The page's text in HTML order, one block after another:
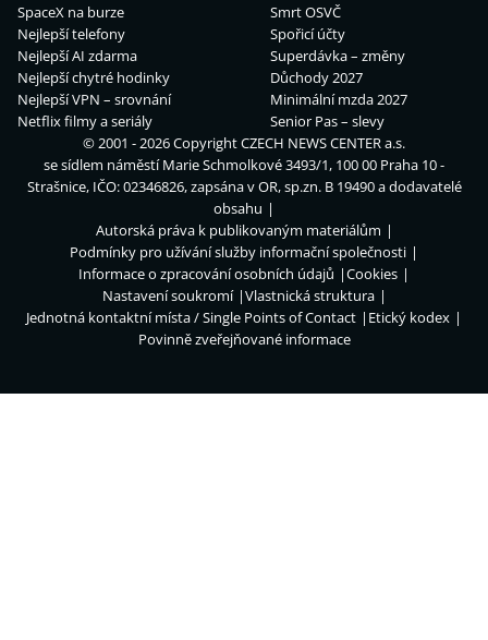
SpaceX na burze
Nejlepší telefony
Nejlepší AI zdarma
Nejlepší chytré hodinky
Nejlepší VPN – srovnání
Netflix filmy a seriály
Smrt OSVČ
Spořicí účty
Superdávka – změny
Důchody 2027
Minimální mzda 2027
Senior Pas – slevy
© 2001 - 2026 CopyrightCZECH NEWS CENTER a.s.
se sídlem náměstí Marie Schmolkové 3493/1, 100 00 Praha 10 -
Strašnice, IČO: 02346826, zapsána v OR, sp.zn. B 19490 a dodavatelé
obsahu
Autorská práva k publikovaným materiálům
Podmínky pro užívání služby informační společnosti
Informace o zpracování osobních údajů
Cookies
Nastavení soukromí
Vlastnická struktura
Jednotná kontaktní místa / Single Points of Contact
Etický kodex
Povinně zveřejňované informace